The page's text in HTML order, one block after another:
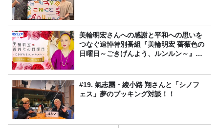
美輪明宏さんへの感謝と平和への思いを
つなぐ追悼特別番組『美輪明宏 薔薇色の
日曜日～ごきげんよう、ルンルン～』
#19. 氣志團・綾小路 翔さんと「シノフ
ェス」夢のブッキング対談！！